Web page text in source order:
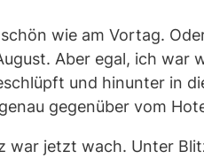
wie am Vortag.
Aber egal, ich war
und hinunter in
gegenüber vom
war jetzt wach. Unter